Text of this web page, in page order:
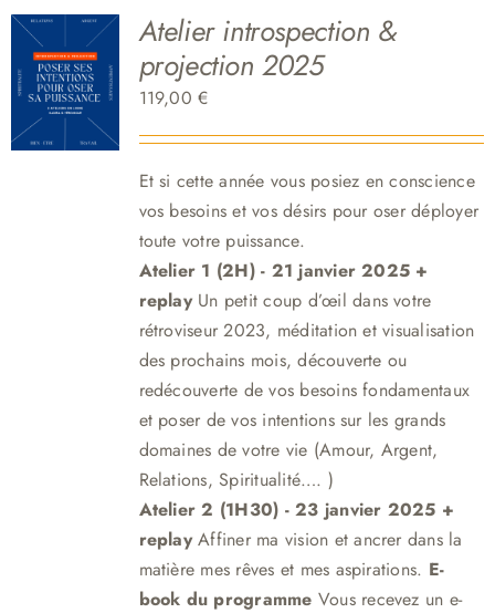
Atelier introspection &
projection 2025
119,00€
Et si cette année vous posiez en conscience
vos besoins et vos désirs pour oser déployer
toute votre puissance.
Atelier 1 (2H) - 21 janvier 2025 +
replayUn petit coup d’œil dans votre
rétroviseur 2023, méditation et visualisation
des prochains mois, découverte ou
redécouverte de vos besoins fondamentaux
et poser de vos intentions sur les grands
domaines de votre vie (Amour, Argent,
Relations, Spiritualité…. )
Atelier 2 (1H30) - 23 janvier 2025 +
replay Affiner ma vision et ancrer dans la
matière mes rêves et mes aspirations. E-
book du programme Vous recevez un e-